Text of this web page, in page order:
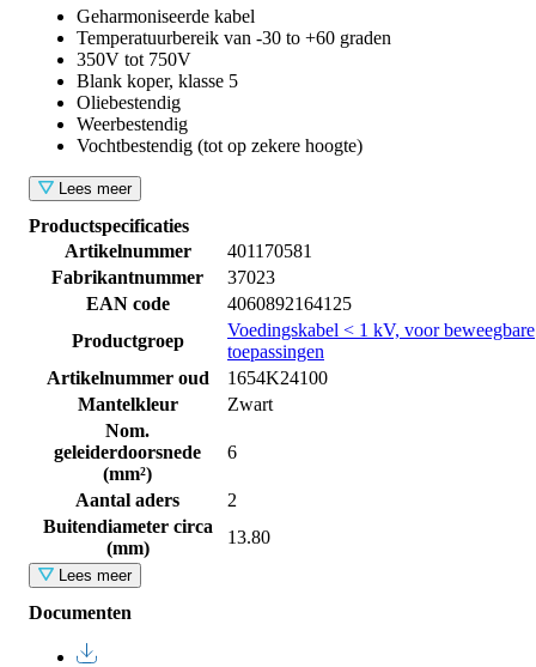
Geharmoniseerde kabel
Temperatuurbereik van -30 to +60 graden
350V tot 750V
Blank koper, klasse 5
Oliebestendig
Weerbestendig
Vochtbestendig (tot op zekere hoogte)
Lees meer
Productspecificaties
Artikelnummer
401170581
Fabrikantnummer
37023
EAN code
4060892164125
Productgroep
Voedingskabel < 1 kV, voor beweegbare
toepassingen
Artikelnummer oud
1654K24100
Mantelkleur
Zwart
Nom.
geleiderdoorsnede
(mm²)
6
Aantal aders
2
Buitendiameter circa
(mm)
13.80
Lees meer
Documenten